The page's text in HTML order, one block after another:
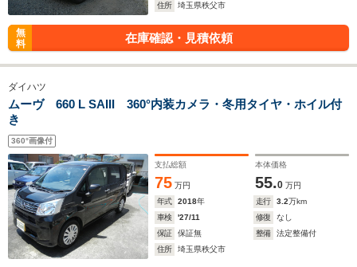
住所 埼玉県秩父市
無
料
在庫確認・見積依頼
ダイハツ
ムーヴ 660 L SAIII 360°内装カメラ・冬用タイヤ・ホイル付
き
360°画像付
支払総額
75 万円
本体価格
55.0 万円
年式
2018年 走行 3.2万km
車検
'27/11 修復
なし
保証
保証無 整備
法定整備付
住所
埼玉県秩父市